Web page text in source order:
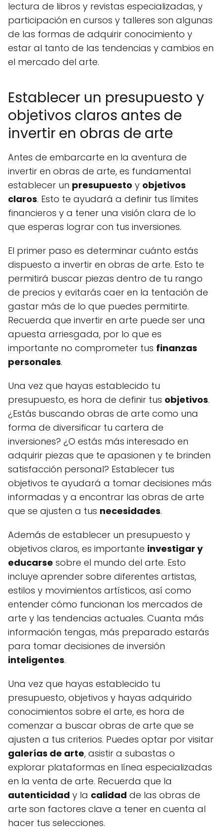
lectura de libros y revistas especializadas, y
participación en cursos y talleres son algunas
de las formas de adquirir conocimiento y
estar al tanto de las tendencias y cambios en
el mercado del arte.
Establecer un presupuesto y
objetivos claros antes de
invertir en obras de arte
Antes de embarcarte en la aventura de
invertir en obras de arte, es fundamental
establecer un presupuesto y objetivos
claros. Esto te ayudará a definir tus límites
financieros y a tener una visión clara de lo
que esperas lograr con tus inversiones.
El primer paso es determinar cuánto estás
dispuesto a invertir en obras de arte. Esto te
permitirá buscar piezas dentro de tu rango
de precios y evitarás caer en la tentación de
gastar más de lo que puedes permitirte.
Recuerda que invertir en arte puede ser una
apuesta arriesgada, por lo que es
importante no comprometer tus finanzas
personales.
Una vez que hayas establecido tu
presupuesto, es hora de definir tus objetivos.
¿Estás buscando obras de arte como una
forma de diversificar tu cartera de
inversiones? ¿O estás más interesado en
adquirir piezas que te apasionen y te brinden
satisfacción personal? Establecer tus
objetivos te ayudará a tomar decisiones más
informadas y a encontrar las obras de arte
que se ajusten a tus necesidades.
Además de establecer un presupuesto y
objetivos claros, es importante investigar y
educarse sobre el mundo del arte. Esto
incluye aprender sobre diferentes artistas,
estilos y movimientos artísticos, así como
entender cómo funcionan los mercados de
arte y las tendencias actuales. Cuanta más
información tengas, más preparado estarás
para tomar decisiones de inversión
inteligentes.
Una vez que hayas establecido tu
presupuesto, objetivos y hayas adquirido
conocimientos sobre el arte, es hora de
comenzar a buscar obras de arte que se
ajusten a tus criterios. Puedes optar por visitar
galerías de arte, asistir a subastas o
explorar plataformas en línea especializadas
en la venta de arte. Recuerda que la
autenticidad y la calidad de las obras de
arte son factores clave a tener en cuenta al
hacer tus selecciones.